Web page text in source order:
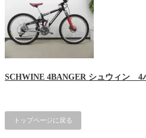
SCHWINE 4BANGER シュウィン 4
トップページに戻る